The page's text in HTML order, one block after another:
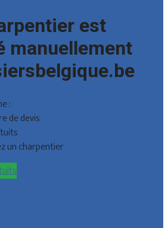
est
manuellement
:
de devis
un charpentier